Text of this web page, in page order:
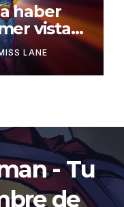
haber
vistazo
LANE
- Tu
de